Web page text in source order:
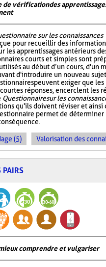
vérification des
sur les connaissances
pour recueillir des
les apprentissages antérieurs
courts et simples sont
au début d’un cours, d'un
d'introduire un nouveau sujet
peuvent exiger que les
réponses, encerclent les
Questionnaire sur les
qu'ils doivent réviser et ainsi
permet de
(5) Valorisation des
PAIRS
comprendre et vulgariser